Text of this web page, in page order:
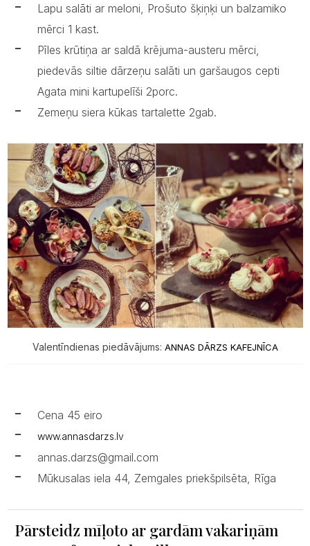
Lapu salāti ar meloni, Prošuto šķiņķi un balzamiko
mērci 1 kast.
Pīles krūtiņa ar saldā krējuma-austeru mērci,
piedevās siltie dārzeņu salāti un garšaugos cepti
Agata mini kartupelīši 2porc.
Zemeņu siera kūkas tartalette 2gab.
Valentīndienas piedāvājums: ANNAS DĀRZS KAFEJNĪCA
Cena 45 eiro
www.annasdarzs.lv
annas.darzs@gmail.com
Mūkusalas iela 44, Zemgales priekšpilsēta, Rīga
Pārsteidz mīļoto ar gardām vakariņām